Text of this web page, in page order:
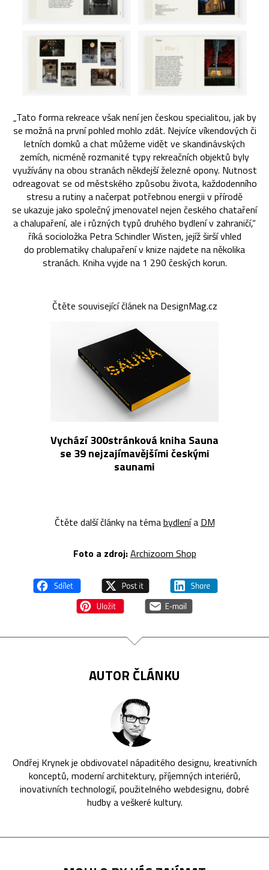
„Tato forma rekreace však není jen českou specialitou, jak by
se možná na první pohled mohlo zdát. Nejvíce víkendových či
letních domků a chat můžeme vidět ve skandinávských
zemích, nicméně rozmanité typy rekreačních objektů byly
využívány na obou stranách někdejší železné opony. Nutnost
odreagovat se od městského způsobu života, každodenního
stresu a rutiny a načerpat potřebnou energii v přírodě
se ukazuje jako společný jmenovatel nejen českého chataření
a chalupaření, ale i různých typů druhého bydlení v zahraničí,“
říká socioložka Petra Schindler Wisten, jejíž širší vhled
do problematiky chalupaření v knize najdete na několika
stranách. Kniha vyjde na 1 290 českých korun.
Čtěte související článek na DesignMag.cz
Vychází 300stránková kniha Sauna
se 39 nejzajímavějšími českými
saunami
Čtěte další články na témabydlenía DM
Foto a zdroj:Archizoom Shop
AUTOR ČLÁNKU
Ondřej Krynek je obdivovatel nápaditého designu, kreativních
konceptů, moderní architektury, příjemných interiérů,
inovativních technologií, použitelného webdesignu, dobré
hudby a veškeré kultury.